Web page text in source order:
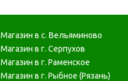
Магазин в с. Вельяминово
Магазин в г. Серпухов
Магазин в г. Раменское
Магазин в г. Рыбное (Рязань)